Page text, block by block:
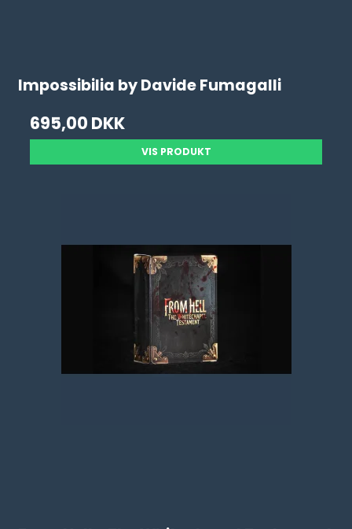
Impossibilia by Davide Fumagalli
695,00 DKK
VIS PRODUKT